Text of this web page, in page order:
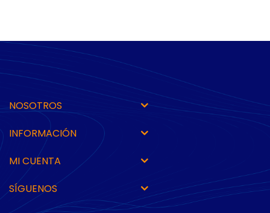
NOSOTROS
INFORMACIÓN
MI CUENTA
SÍGUENOS